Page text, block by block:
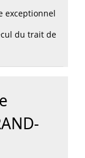
exceptionnel
du trait de